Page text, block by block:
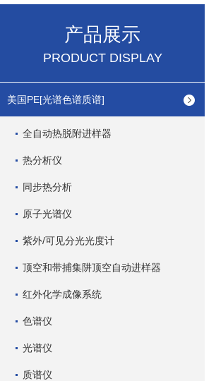
产品展示
PRODUCT DISPLAY
美国PE[光谱色谱质谱]
全自动热脱附进样器
热分析仪
同步热分析
原子光谱仪
紫外/可见分光光度计
顶空和带捕集阱顶空自动进样器
红外化学成像系统
色谱仪
光谱仪
质谱仪